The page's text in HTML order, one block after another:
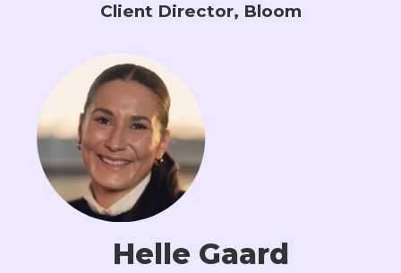
Client Director, Bloom
Helle Gaard